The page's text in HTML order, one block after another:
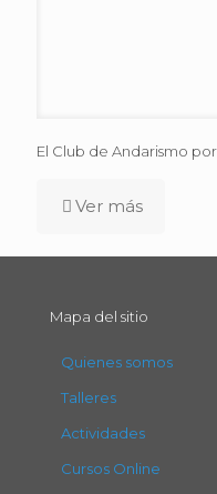
El Club de Andarismo
Ver más
Mapa del sitio
Quienes somos
Talleres
Actividades
Cursos Online